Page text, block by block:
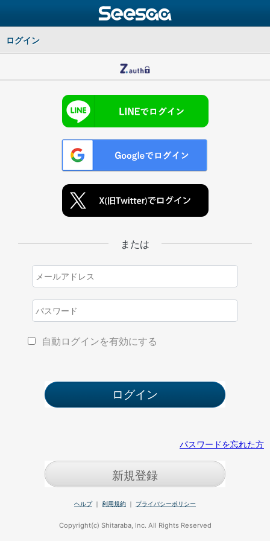
ログイン
または
自動ログインを有効にする
パスワードを忘れた方
新規登録
ヘルプ｜ 利用規約 ｜ プライバシーポリシー
Copyright(c) Shitaraba, Inc. All Rights Reserved